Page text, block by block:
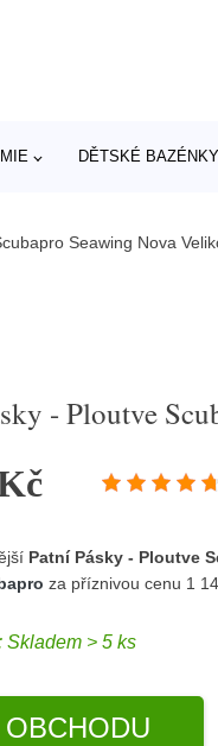
DĚTSKÉ BAZÉNKY
Seawing Nova
- Ploutve
Patní Pásky - Ploutve
za příznivou cenu 1
Skladem > 5 ks
OBCHODU